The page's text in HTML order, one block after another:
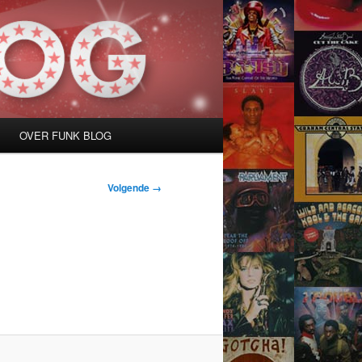
OVER FUNK BLOG
Volgende →